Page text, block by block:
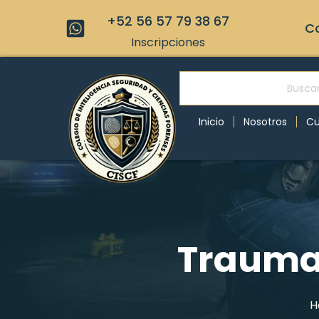
+52 56 57 79 38 67
Inscripciones
Inicio Nosotros